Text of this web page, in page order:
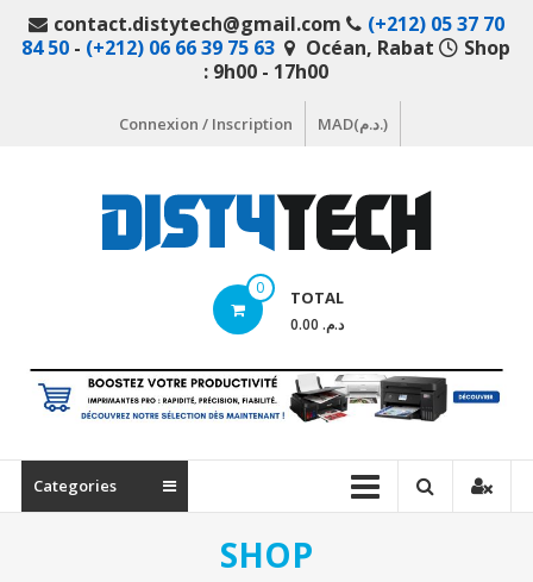
contact.distytech@gmail.com
(+212) 05 37 70
84 50 - (+212) 06 66 39 75 63 Océan, Rabat
Shop
: 9h00 - 17h00
Connexion / Inscription MAD(د.م.)
en
ligne
matériel
informatique
0 TOTAL
د.م. 0.00
Categories
SHOP